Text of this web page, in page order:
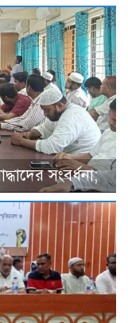
সংবর্ধনা;